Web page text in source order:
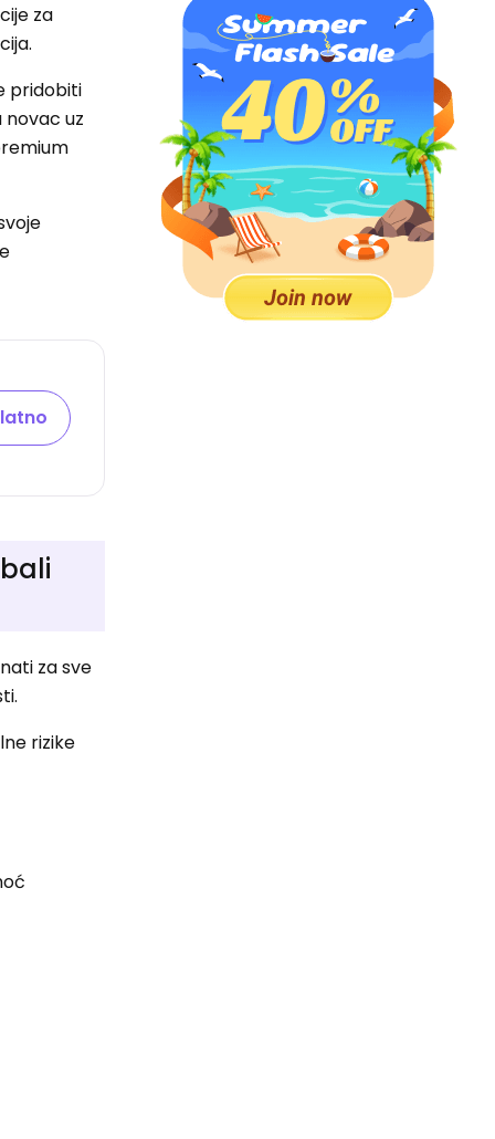
za
pridobiti
uz
za sve
rizike